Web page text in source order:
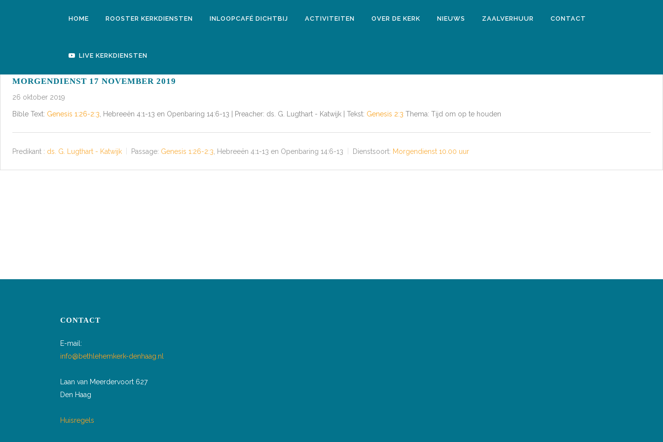
HOME ROOSTER KERKDIENSTEN INLOOPCAFÉ DICHTBIJ ACTIVITEITEN OVER DE KERK NIEUWS ZAALVERHUUR CONTACT
LIVE KERKDIENSTEN
MORGENDIENST 17 NOVEMBER 2019
26 oktober 2019
Bible Text: Genesis 1:26-2:3 , Hebreeën 4:1-13 en Openbaring 14:6-13 | Preacher: ds. G. Lugthart - Katwijk | Tekst: Genesis 2:3 Thema: Tijd om op te houden
Predikant : ds. G. Lugthart - Katwijk Passage: Genesis 1:26-2:3, Hebreeën 4:1-13 en Openbaring 14:6-13 Dienstsoort: Morgendienst 10.00 uur
CONTACT
E-mail:
info@bethlehemkerk-denhaag.nl
Laan van Meerdervoort 627
Den Haag
Huisregels